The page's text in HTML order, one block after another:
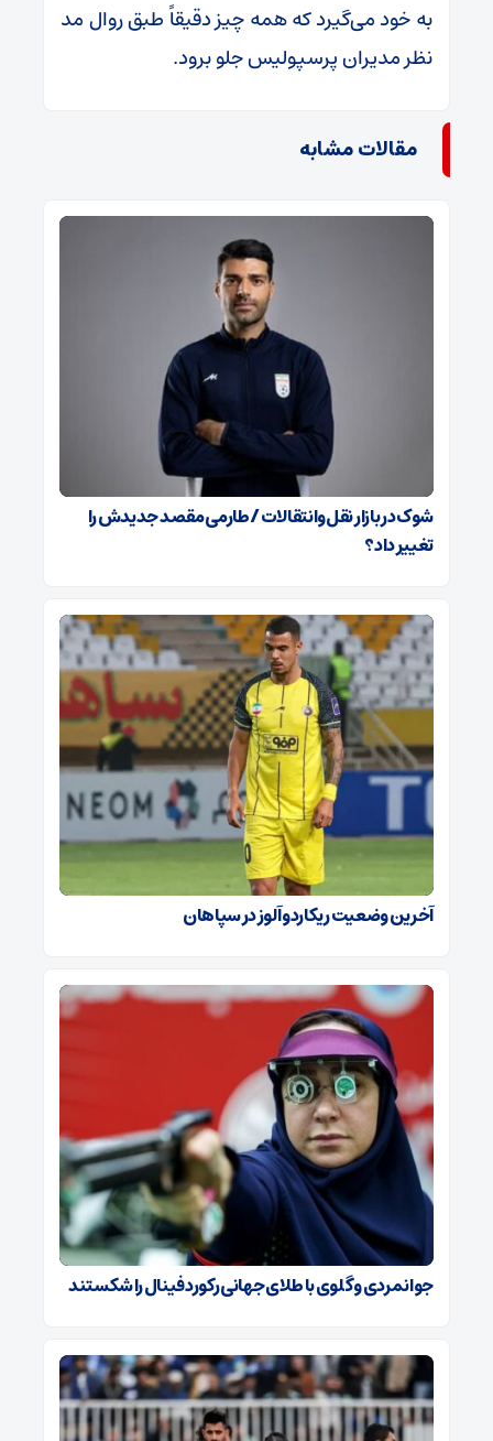
به خود می‌گیرد که همه چیز دقیقاً طبق روال مد
نظر مدیران پرسپولیس جلو برود.
مقالات مشابه
شوک در بازار نقل‌وانتقالات / طارمی مقصد جدیدش را
تغییر داد؟
آخرین وضعیت ریکاردو آلوز در سپاهان
جوانمردی و گلوی با طلای جهانی رکورد فینال را شکستند